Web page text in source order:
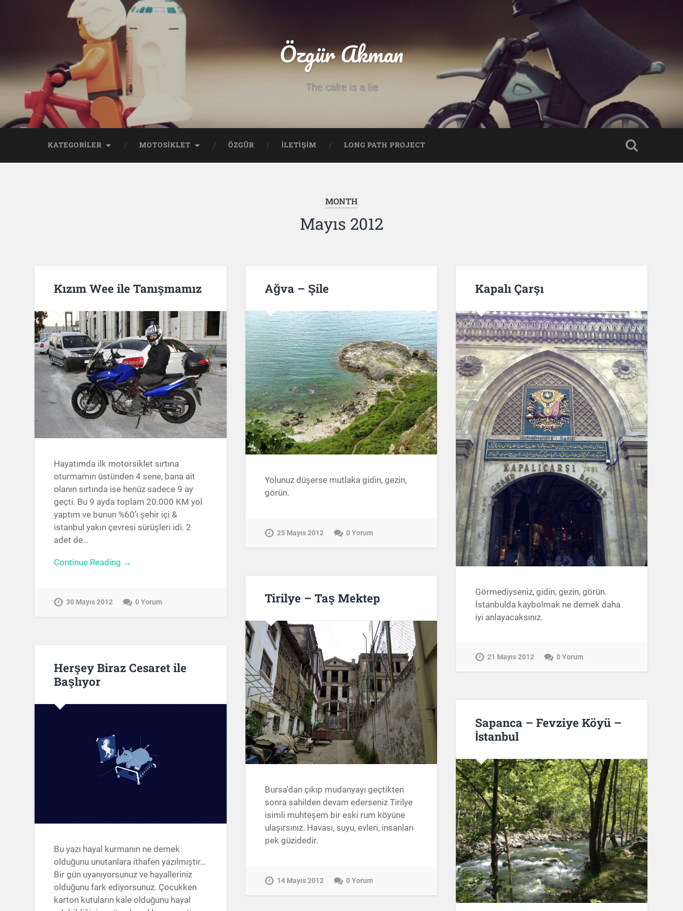
Özgür Akman
The cake is a lie
KATEGORİLER MOTOSİKLET ÖZGÜR İLETİŞİM LONG PATH PROJECT
MONTH
Mayıs 2012
Kızım Wee ile Tanışmamız
Hayatımda ilk motorsiklet sırtına
oturmamın üstünden 4 sene, bana ait
olanın sırtında ise henüz sadece 9 ay
geçti. Bu 9 ayda toplam 20.000 KM yol
yaptım ve bunun %60’ı şehir içi &
istanbul yakın çevresi sürüşleri idi. 2
adet de…
Continue Reading →
30 Mayıs 2012 0 Yorum
Ağva – Şile
Yolunuz düşerse mutlaka gidin, gezin,
görün.
25 Mayıs 2012 0 Yorum
Kapalı Çarşı
Görmediyseniz, gidin, gezin, görün.
İstanbulda kaybolmak ne demek daha
iyi anlayacaksınız.
21 Mayıs 2012 0 Yorum
Tirilye – Taş Mektep
Bursa’dan çıkıp mudanyayı geçtikten
sonra sahilden devam ederseniz Tirilye
isimli muhteşem bir eski rum köyüne
ulaşırsınız. Havası, suyu, evleri, insanları
pek güzidedir.
14 Mayıs 2012 0 Yorum
Herşey Biraz Cesaret ile
Başlıyor
Bu yazı hayal kurmanın ne demek
olduğunu unutanlara ithafen yazılmıştır…
Bir gün uyanıyorsunuz ve hayalleriniz
olduğunu fark ediyorsunuz. Çocukken
karton kutuların kale olduğunu hayal
Sapanca – Fevziye Köyü –
İstanbul